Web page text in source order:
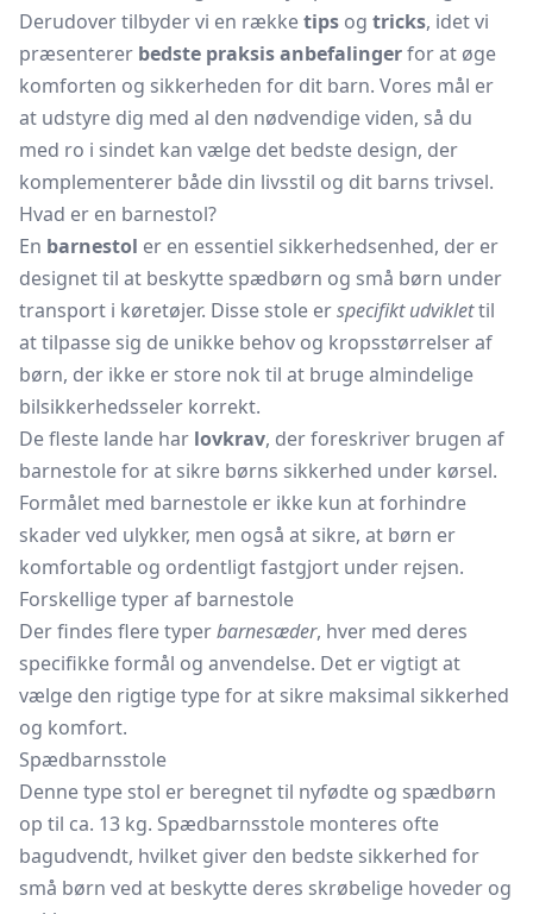
Derudover tilbyder vi en rækketips og tricks, idet vi
præsenterer bedste praksis anbefalingerfor at øge
komforten og sikkerheden for dit barn. Vores mål er
at udstyre dig med al den nødvendige viden, så du
med ro i sindet kan vælge det bedste design, der
komplementerer både din livsstil og dit barns trivsel.
Hvad er en barnestol?
En barnestol er en essentiel sikkerhedsenhed, der er
designet til at beskytte spædbørn og små børn under
transport i køretøjer. Disse stole erspecifikt udviklettil
at tilpasse sig de unikke behov og kropsstørrelser af
børn, der ikke er store nok til at bruge almindelige
bilsikkerhedsseler korrekt.
De fleste lande har lovkrav, der foreskriver brugen af
barnestole for at sikre børns sikkerhed under kørsel.
Formålet med barnestole er ikke kun at forhindre
skader ved ulykker, men også at sikre, at børn er
komfortable og ordentligt fastgjort under rejsen.
Forskellige typer af barnestole
Der findes flere typerbarnesæder, hver med deres
specifikke formål og anvendelse. Det er vigtigt at
vælge den rigtige type for at sikre maksimal sikkerhed
og komfort.
Spædbarnsstole
Denne type stol er beregnet til nyfødte og spædbørn
op til ca. 13 kg. Spædbarnsstole monteres ofte
bagudvendt, hvilket giver den bedste sikkerhed for
små børn ved at beskytte deres skrøbelige hoveder og